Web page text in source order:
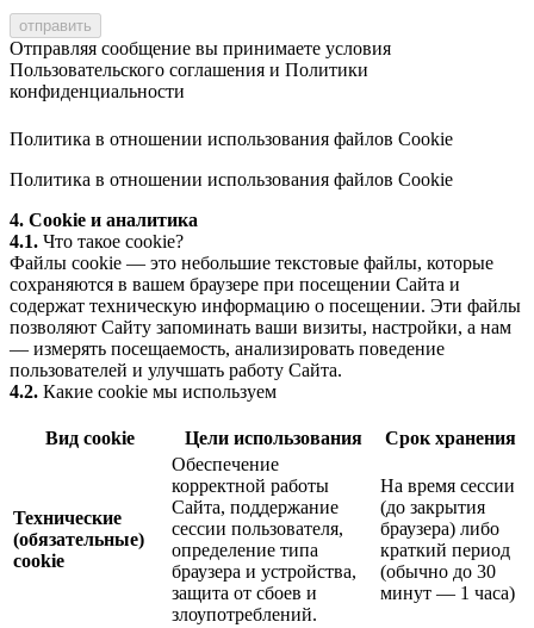
Отправляя сообщение вы принимаете условия
Пользовательского соглашения и Политики
конфиденциальности
Политика в отношении использования файлов Cookie
Политика в отношении использования файлов Cookie
4. Cookie и аналитика
4.1. Что такое cookie?
Файлы cookie — это небольшие текстовые файлы, которые
сохраняются в вашем браузере при посещении Сайта и
содержат техническую информацию о посещении. Эти файлы
позволяют Сайту запоминать ваши визиты, настройки, а нам
— измерять посещаемость, анализировать поведение
пользователей и улучшать работу Сайта.
4.2. Какие cookie мы используем
Вид cookie Цели использования Срок хранения
Технические
(обязательные)
cookie
Обеспечение
корректной работы
Сайта, поддержание
сессии пользователя,
определение типа
браузера и устройства,
защита от сбоев и
злоупотреблений.
На время сессии
(до закрытия
браузера) либо
краткий период
(обычно до 30
минут — 1 часа)